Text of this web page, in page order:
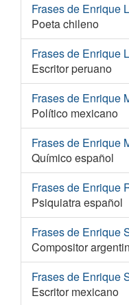
Frases de Enrique
Poeta chileno
Frases de Enrique
Escritor peruano
Frases de Enrique
Político mexicano
Frases de Enrique
Químico español
Frases de Enrique
Psiquiatra español
Frases de Enrique
Compositor
Frases de Enrique
Escritor mexicano